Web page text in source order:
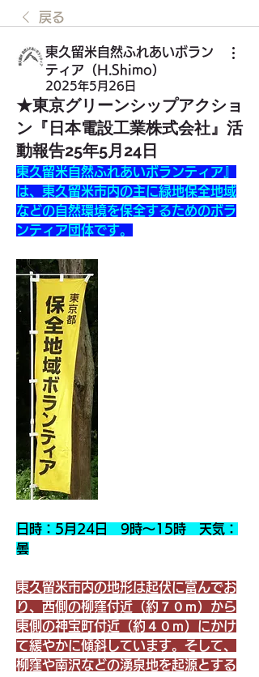
戻る
東久留米自然ふれあいボラン
ティア（H.Shimo）
2025年5月26日
★東京グリーンシップアクショ
ン『日本電設工業株式会社』活
動報告25年5月24日
東久留米自然ふれあいボランティア』
は、東久留米市内の主に緑地保全地域
などの自然環境を保全するためのボラ
ンティア団体です。
日時：5月24日　9時～15時　天気：
曇
東久留米市内の地形は起伏に富んでお
り、西側の柳窪付近（約７０ｍ）から
東側の神宝町付近（約４０ｍ）にかけ
て緩やかに傾斜しています。そして、
柳窪や南沢などの湧泉地を起源とする